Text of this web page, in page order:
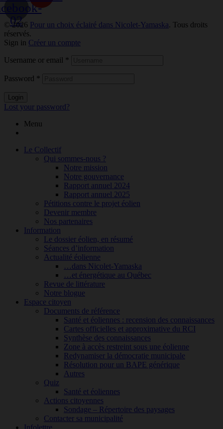
02
© 2026 Pour un choix éclairé dans Nicolet-Yamaska. Tous droits
réservés.
Sign in Créer un compte
Username or email *
Password *
Login
Lost your password?
Menu
Le Collectif
Qui sommes-nous ?
Notre mission
Notre gouvernance
Rapport annuel 2024
Rapport annuel 2025
Pétitions contre le projet éolien
Devenir membre
Nos partenaires
Information
Le dossier éolien, en résumé
Séances d’information
Actualité éolienne
…dans Nicolet-Yamaska
…et énergétique au Québec
Revue de littérature
Notre blogue
Espace citoyen
Documents de référence
Santé et éoliennes : recension des connaissances
Cartes officielles et approximative du RCI
Synthèse des connaissances
Zone à accès restreint sous une éolienne
Redynamiser la démocratie municipale
Résolution pour un BAPE générique
Autres
Quiz
Santé et éoliennes
Actions citoyennes
Sondage – Répertoire des paysages
Contacter sa municipalité
Infolettre